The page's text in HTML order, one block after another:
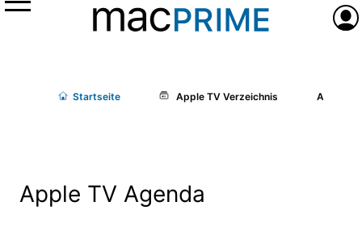
Menü
Startseite Apple TV Verzeichnis Agenda
Apple TV Agenda